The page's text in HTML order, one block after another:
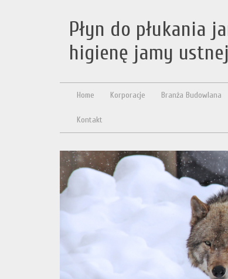
Płyn do płukania
higienę jamy
Home Korporacje Branża Budowlana
Kontakt